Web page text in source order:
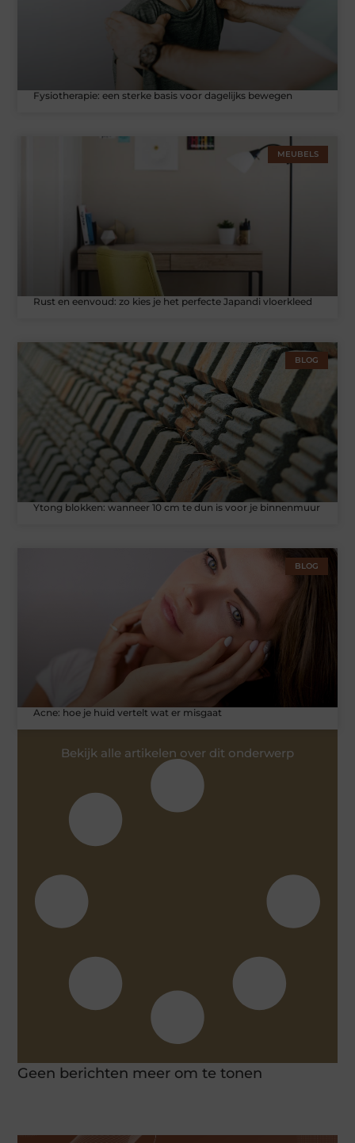
Fysiotherapie: een sterke basis voor dagelijks bewegen
MEUBELS
Rust en eenvoud: zo kies je het perfecte Japandi vloerkleed
BLOG
Ytong blokken: wanneer 10 cm te dun is voor je binnenmuur
BLOG
Acne: hoe je huid vertelt wat er misgaat
Bekijk alle artikelen over dit onderwerp
Geen berichten meer om te tonen